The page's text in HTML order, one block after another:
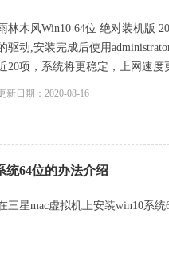
林木风Win10 64位 绝对装机版
驱动,安装完成后使用
20项，系统将更稳定，上网速
新日期：2020-08-16
统64位的办法介绍
三星mac虚拟机上安装win10系